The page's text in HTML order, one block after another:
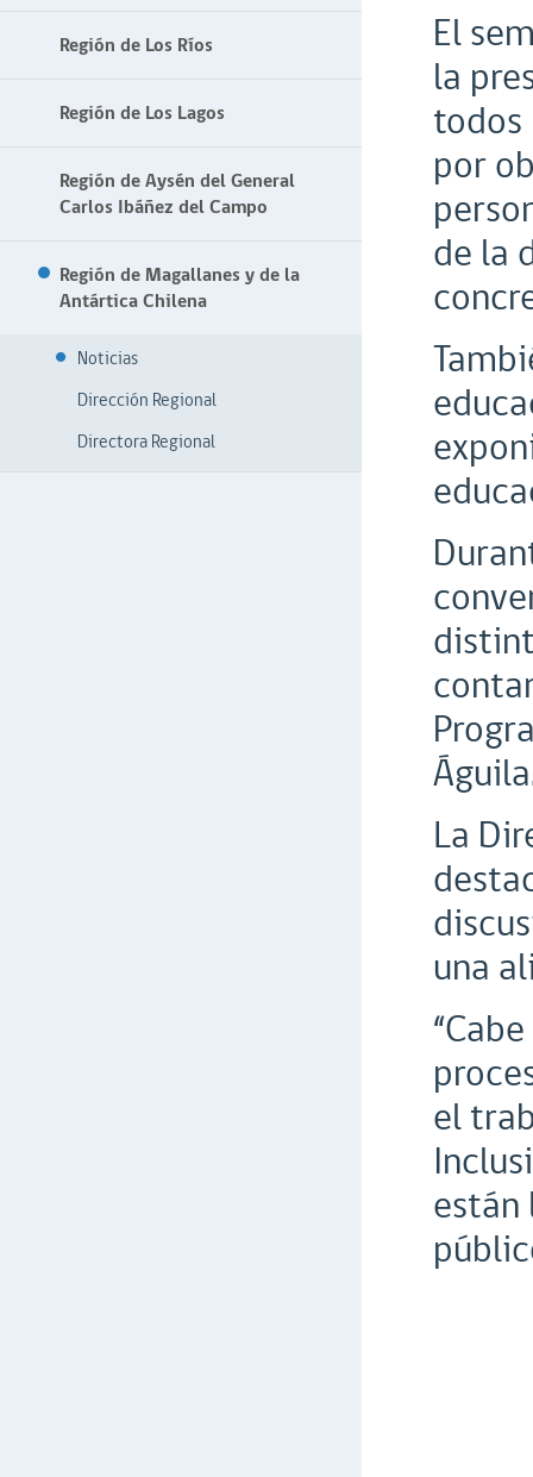
Región de Los Ríos
Región de Los Lagos
Región de Aysén del General
Carlos Ibáñez del Campo
Región de Magallanes y de la
Antártica Chilena
Noticias
Dirección Regional
Directora Regional
El
la
todos
por
de la
La
una
el
están